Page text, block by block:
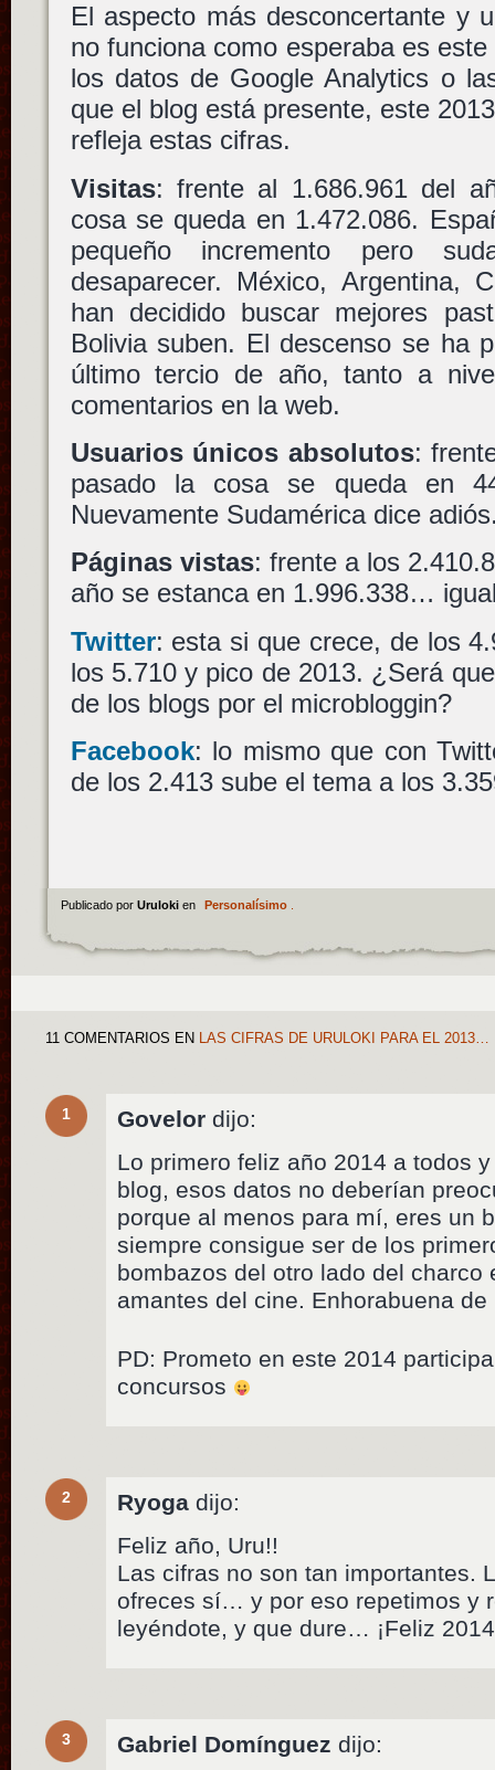
El aspecto más desconcertante y
no funciona como esperaba es
los datos de Google Analytics o
que el blog está presente, este
refleja estas cifras.
Visitas: frente al 1.686.961 del
cosa se queda en 1.472.086.
pequeño incremento pero
desaparecer. México, Argentina,
han decidido buscar mejores
Bolivia suben. El descenso se ha
último tercio de año, tanto a
comentarios en la web.
Usuarios únicos absolutos:
pasado la cosa se queda en
Nuevamente Sudamérica dice
Páginas vistas: frente a los
año se estanca en 1.996.338…
Twitter: esta si que crece, de los
los 5.710 y pico de 2013. ¿Será
de los blogs por el microbloggin?
Facebook: lo mismo que con
de los 2.413 sube el tema a los
Publicado por Uruloki en Personalísimo.
11 COMENTARIOS EN LAS CIFRAS DE URULOKI PARA EL 2013…
1 Govelor dijo:
Lo primero feliz año 2014 a todos
blog, esos datos no deberían
porque al menos para mí, eres un
siempre consigue ser de los
bombazos del otro lado del charco
amantes del cine. Enhorabuena de
PD: Prometo en este 2014
concursos
2 Ryoga dijo:
Feliz año, Uru!!
Las cifras no son tan importantes.
ofreces sí… y por eso repetimos y
leyéndote, y que dure… ¡Feliz
3 Gabriel Domínguez dijo: